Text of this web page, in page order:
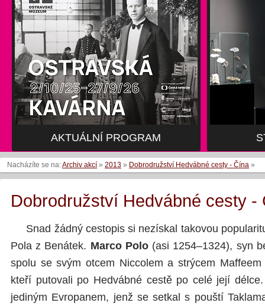
AKTUÁLNÍ PROGRAM
AKTUÁLNÍ PROGRAM
Nacházíte se na:Archiv akcí » 2013 » Dobrodružství Hedvábné cesty - Čína »
Dobrodružství Hedvábné cesty -
Snad žádný cestopis si nezískal takovou
Pola z Benátek. Marco Polo(asi 1254–1324), syn
spolu se svým otcem Niccolem a strýcem
kteří putovali po Hedvábné cestě po celé její
jediným Evropanem, jenž se setkal s pouští